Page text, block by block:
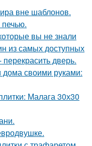
вне шаблонов.
вы не знали
из самых доступных
дверь.
своими руками:
Малага 30х30